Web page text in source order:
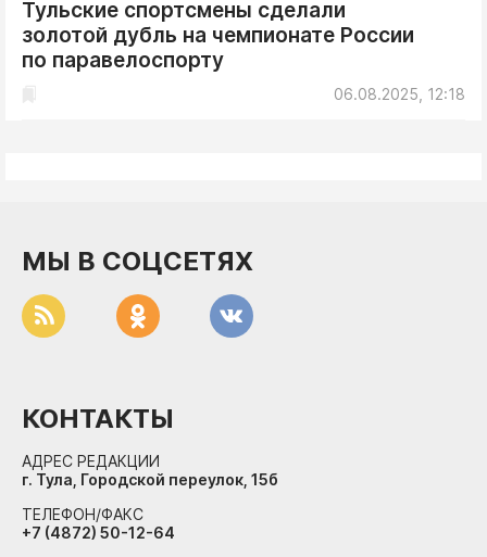
Культура
Происшествия
Тульские спортсмены сделали
золотой дубль на чемпионате России
по паравелоспорту
06.08.2025, 12:18
МЫ В СОЦСЕТЯХ
КОНТАКТЫ
АДРЕС РЕДАКЦИИ
г. Тула, Городской переулок, 15б
ТЕЛЕФОН/ФАКС
+7 (4872) 50-12-64